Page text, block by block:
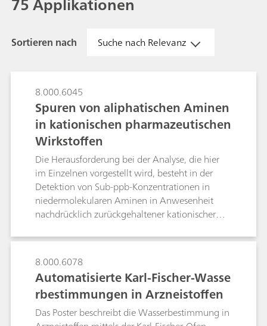
Sortieren nach Suche nach Relevanz
8.000.6045
Spuren von aliphatischen Aminen
in kationischen pharmazeutischen
Wirkstoffen
Die Herausforderung bei der Analyse, die hier
im Einzelnen vorgestellt wird, besteht in der
Detektion von Sub-ppb-Konzentrationen in
niedermolekularen Aminen in Anwesenheit
nachdrücklich zurückgehaltener kationischer
(IC) mit nachgeschalteter Inline-
Matrixeliminierung mit zwei gekoppelten
Säulen (Coupled-Column Matrix Elimination -
CCME). Im Gegensatz zur IC mit direkter
Injektion, bei der die spätere Elution von
nachdrücklich zurückgehaltenen Wirkstoffen
8.000.6078
Automatisierte Karl-Fischer-Wasse
rbestimmungen in Arzneistoffen
Das Poster beschreibt die Wasserbestimmung in